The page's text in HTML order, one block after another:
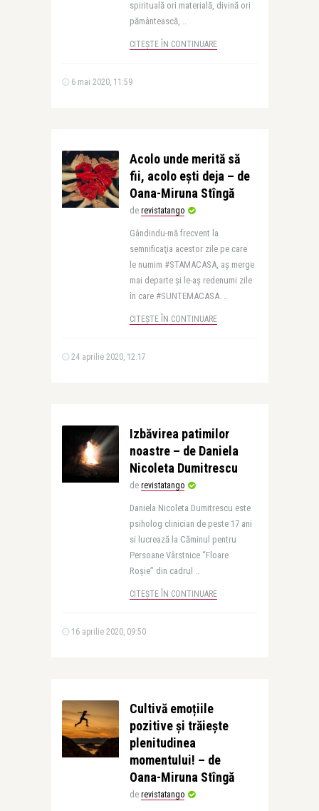
spirituală ori materială, divină ori
pământească, ..
CITEȘTE ÎN CONTINUARE
6 mai 2020, 11:59
Acolo unde merită să
fii, acolo eşti deja – de
Oana-Miruna Stîngă
de revistatango
Gândindu-mă frecvent la
semnificaţia acestor zile pe care
le numim #STAMACASA, aş merge
mai departe şi le-aş redenumi zile
în care #SUNTEMACASA. ..
CITEȘTE ÎN CONTINUARE
24 aprilie 2020, 12:17
Izbăvirea patimilor
noastre – de Daniela
Nicoleta Dumitrescu
de revistatango
Daniela Nicoleta Dumitrescu este
psiholog clinician de peste 17 ani
si lucrează la Căminul pentru
Persoane Vârstnice “Floare
Roșie” din cadrul ..
CITEȘTE ÎN CONTINUARE
16 aprilie 2020, 09:50
Cultivă emoțiile
pozitive și trăiește
plenitudinea
momentului! – de
Oana-Miruna Stîngă
de revistatango